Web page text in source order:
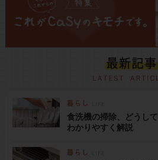
食洗機の掃除、どうし
わかりやすく解説